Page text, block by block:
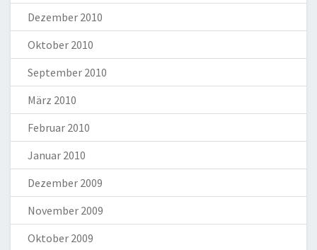
Dezember 2010
Oktober 2010
September 2010
März 2010
Februar 2010
Januar 2010
Dezember 2009
November 2009
Oktober 2009